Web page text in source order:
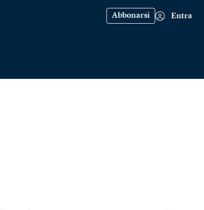
Abbonarsi Entra